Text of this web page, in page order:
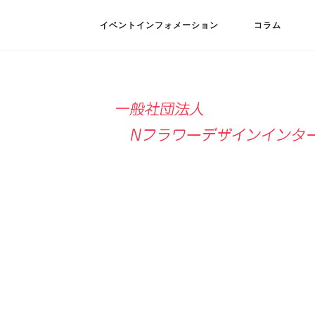
イベントインフォメーション コラム